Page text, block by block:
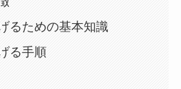
るための基本知識
る手順